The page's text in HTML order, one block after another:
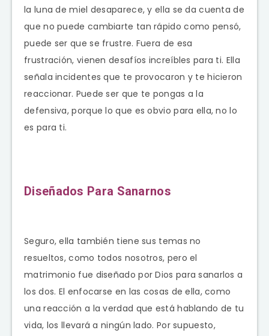
la luna de miel desaparece, y ella se da cuenta de
que no puede cambiarte tan rápido como pensó,
puede ser que se frustre. Fuera de esa
frustración, vienen desafíos increíbles para ti. Ella
señala incidentes que te provocaron y te hicieron
reaccionar. Puede ser que te pongas a la
defensiva, porque lo que es obvio para ella, no lo
es para ti.
Diseñados Para Sanarnos
Seguro, ella también tiene sus temas no
resueltos, como todos nosotros, pero el
matrimonio fue diseñado por Dios para sanarlos a
los dos. El enfocarse en las cosas de ella, como
una reacción a la verdad que está hablando de tu
vida, los llevará a ningún lado. Por supuesto,